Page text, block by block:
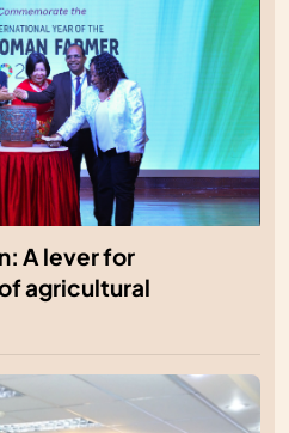
A lever for
agricultural